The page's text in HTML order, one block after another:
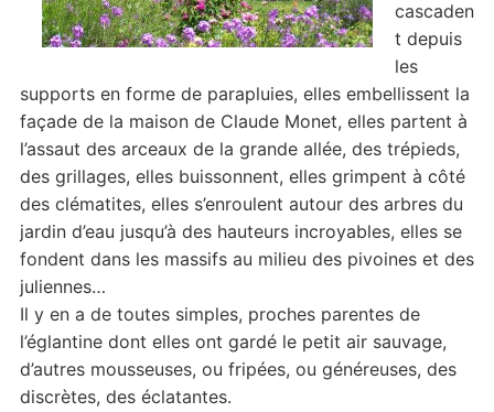
cascaden
t depuis
les
supports en forme de parapluies, elles embellissent la
façade de la maison de Claude Monet, elles partent à
l’assaut des arceaux de la grande allée, des trépieds,
des grillages, elles buissonnent, elles grimpent à côté
des clématites, elles s’enroulent autour des arbres du
jardin d’eau jusqu’à des hauteurs incroyables, elles se
fondent dans les massifs au milieu des pivoines et des
juliennes…
Il y en a de toutes simples, proches parentes de
l’églantine dont elles ont gardé le petit air sauvage,
d’autres mousseuses, ou fripées, ou généreuses, des
discrètes, des éclatantes.